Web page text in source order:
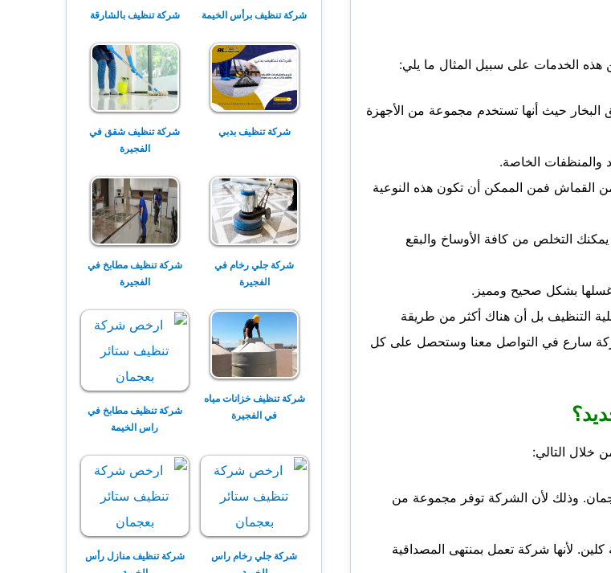
الخدمات على سبيل المثال ما يلي:
حيث أنها تستخدم مجموعة من الأجهزة
والمنظفات الخاصة.
القماش فمن الممكن أن تكون هذه النوعية
التخلص من كافة الأوساخ والبقع
غسلها بشكل صحيح ومميز.
التنظيف بل أن هناك أكثر من طريقة
سارع في التواصل معنا وستحصل على كل
خلال التالي:
وذلك لأن الشركة توفر مجموعة من
لأنها شركة تعمل بمنتهى المصداقية
شركة تنظيف برأس الخيمة شركة تنظيف بالشارقة
شركة تنظيف بدبي
شركة تنظيف شقق في
الفجيرة
شركة جلي رخام في
الفجيرة
شركة تنظيف مطابخ في
الفجيرة
شركة تنظيف خزانات مياه
في الفجيرة
شركة تنظيف مطابخ في
راس الخيمة
شركة جلي رخام راس
شركة تنظيف منازل رأس